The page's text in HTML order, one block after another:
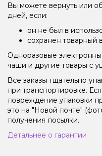
Вы можете вернуть или
дней, если:
он не был в
сохранен товарный
Одноразовые
чаши и другие товары с
Все заказы тщательно
при транспортировке.
повреждение упаковки
это на "Новой почте"
получения посылки.
Детальнее о гарантии